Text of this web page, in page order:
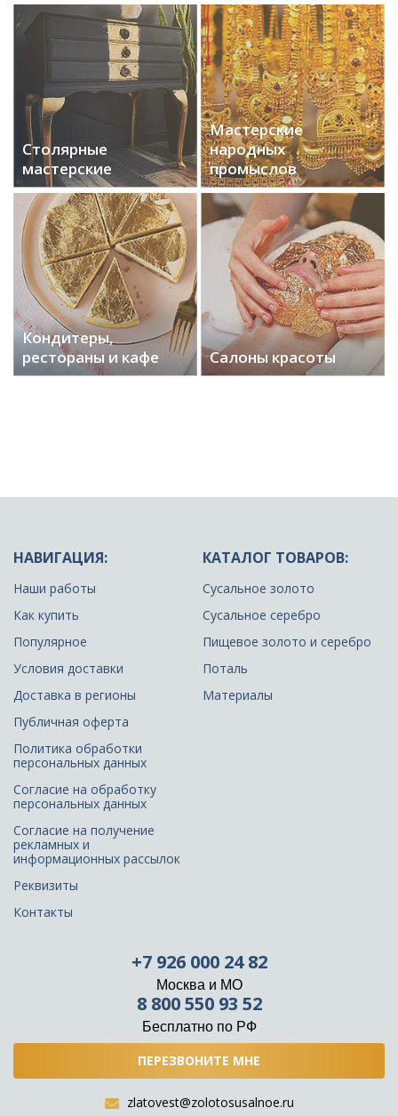
Столярные
мастерские
Мастерские
народных
промыслов
Кондитеры,
рестораны и кафе
Салоны красоты
НАВИГАЦИЯ:
Наши работы
Как купить
Популярное
Условия доставки
Доставка в регионы
Публичная оферта
Политика обработки
персональных данных
Согласие на обработку
персональных данных
Согласие на получение
рекламных и
информационных рассылок
Реквизиты
Контакты
КАТАЛОГ ТОВАРОВ:
Сусальное золото
Сусальное серебро
Пищевое золото и серебро
Поталь
Материалы
+7 926 000 24 82
Москва и МО
8 800 550 93 52
Бесплатно по РФ
ПЕРЕЗВОНИТЕ МНЕ
zlatovest@zolotosusalnoe.ru